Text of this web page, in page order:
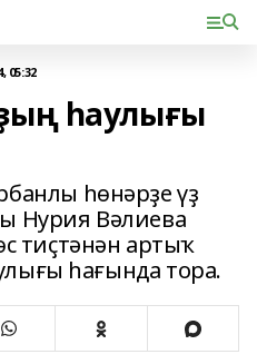
05:32
һаулығы
һөнәрҙе үҙ
Нурия Вәлиева
тиҫтәнән артыҡ
һағында тора.